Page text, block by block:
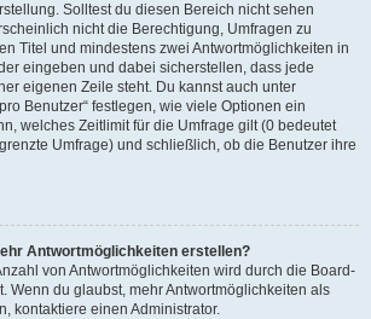
Solltest du diesen Bereich nicht sehen
nicht die Berechtigung, Umfragen zu
Titel und mindestens zwei Antwortmöglichkeiten in
eingeben und dabei sicherstellen, dass jede
eigenen Zeile steht. Du kannst auch unter
Benutzer“ festlegen, wie viele Optionen ein
welches Zeitlimit für die Umfrage gilt (0 bedeutet
Umfrage) und schließlich, ob die Benutzer ihre
Antwortmöglichkeiten erstellen?
von Antwortmöglichkeiten wird durch die Board-
Wenn du glaubst, mehr Antwortmöglichkeiten als
kontaktiere einen Administrator.